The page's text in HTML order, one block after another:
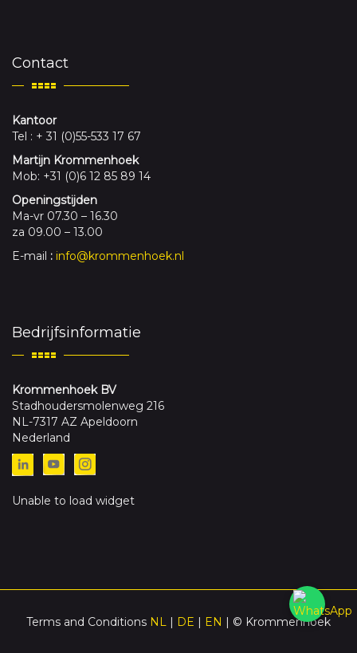
Contact
Kantoor
Tel : + 31 (0)55-533 17 67
Martijn Krommenhoek
Mob: +31 (0)6 12 85 89 14
Openingstijden
Ma-vr 07.30 – 16.30
za 09.00 – 13.00
E-mail : info@krommenhoek.nl
Bedrijfsinformatie
Krommenhoek BV
Stadhoudersmolenweg 216
NL-7317 AZ Apeldoorn
Nederland
Unable to load widget
Terms and Conditions NL | DE | EN | © Krommenhoek